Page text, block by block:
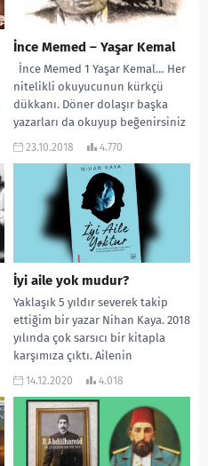
İnce Memed – Yaşar Kemal
İnce Memed 1 Yaşar Kemal… Her
nitelikli okuyucunun kürkçü
dükkanı. Döner dolaşır başka
yazarları da okuyup beğenirsiniz
ama onun...
23.10.2018 4.770
İyi aile yok mudur?
Yaklaşık 5 yıldır severek takip
ettiğim bir yazar Nihan Kaya. 2018
yılında çok sarsıcı bir kitapla
karşımıza çıktı. Ailenin
toplumun...
14.12.2020 4.018